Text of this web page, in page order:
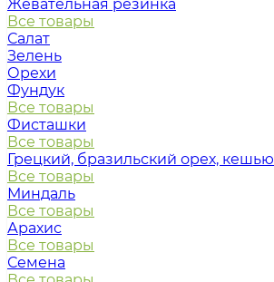
Жевательная резинка
Все товары
Салат
Зелень
Орехи
Фундук
Все товары
Фисташки
Все товары
Грецкий, бразильский орех, кешью
Все товары
Миндаль
Все товары
Арахис
Все товары
Семена